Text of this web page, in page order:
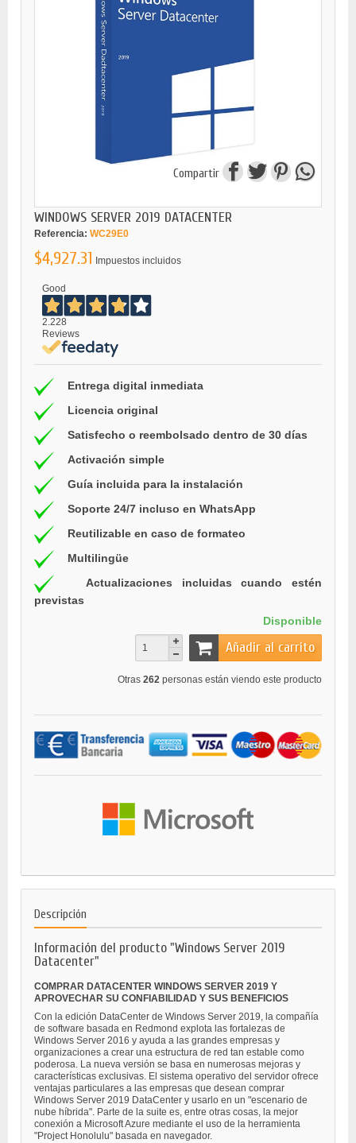
Compartir
WINDOWS SERVER 2019 DATACENTER
Referencia: WC29E0
$4,927.31 Impuestos incluidos
Good
2.228
Reviews
Entrega digital inmediata
Licencia original
Satisfecho o reembolsado dentro de 30 días
Activación simple
Guía incluida para la instalación
Soporte 24/7 incluso en WhatsApp
Reutilizable en caso de formateo
Multilingüe
Actualizaciones incluidas cuando estén
previstas
Disponible
Añadir al carrito
Otras 262 personas están viendo este producto
Descripción
Información del producto "Windows Server 2019
Datacenter"
COMPRAR DATACENTER WINDOWS SERVER 2019 Y
APROVECHAR SU CONFIABILIDAD Y SUS BENEFICIOS
Con la edición DataCenter de Windows Server 2019, la compañía
de software basada en Redmond explota las fortalezas de
Windows Server 2016 y ayuda a las grandes empresas y
organizaciones a crear una estructura de red tan estable como
poderosa. La nueva versión se basa en numerosas mejoras y
características exclusivas. El sistema operativo del servidor ofrece
ventajas particulares a las empresas que desean comprar
Windows Server 2019 DataCenter y usarlo en un "escenario de
nube híbrida". Parte de la suite es, entre otras cosas, la mejor
conexión a Microsoft Azure mediante el uso de la herramienta
"Project Honolulu" basada en navegador.